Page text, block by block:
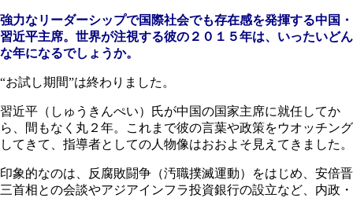
強力なリーダーシップで国際社会でも存在感を発揮する中国・
習近平主席。世界が注視する彼の２０１５年は、いったいどん
な年になるでしょうか。
“お試し期間”は終わりました。
習近平（しゅうきんぺい）氏が中国の国家主席に就任してか
ら、間もなく丸２年。これまで彼の言葉や政策をウオッチング
してきて、指導者としての人物像はおおよそ見えてきました。
印象的なのは、反腐敗闘争（汚職撲滅運動）をはじめ、安倍晋
三首相との会談やアジアインフラ投資銀行の設立など、内政・